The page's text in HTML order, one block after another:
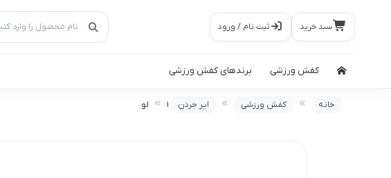
سبد خرید ثبت نام / ورود
کفش ورزشی برندهای کفش ورزشی
خانه کفش ورزشی ایر جردن ۱ لو